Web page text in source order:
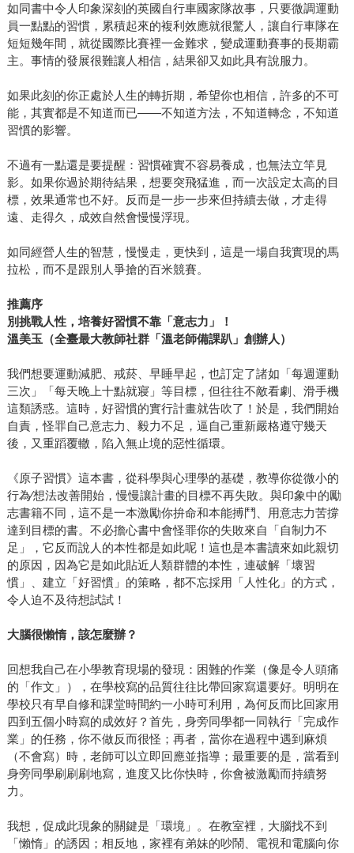
如同書中令人印象深刻的英國自行車國家隊故事，只要微調運動
員一點點的習慣，累積起來的複利效應就很驚人，讓自行車隊在
短短幾年間，就從國際比賽裡一金難求，變成運動賽事的長期霸
主。事情的發展很難讓人相信，結果卻又如此具有說服力。
如果此刻的你正處於人生的轉折期，希望你也相信，許多的不可
能，其實都是不知道而已——不知道方法，不知道轉念，不知道
習慣的影響。
不過有一點還是要提醒：習慣確實不容易養成，也無法立竿見
影。如果你過於期待結果，想要突飛猛進，而一次設定太高的目
標，效果通常也不好。反而是一步一步來但持續去做，才走得
遠、走得久，成效自然會慢慢浮現。
如同經營人生的智慧，慢慢走，更快到，這是一場自我實現的馬
拉松，而不是跟別人爭搶的百米競賽。
推薦序
別挑戰人性，培養好習慣不靠「意志力」！
溫美玉（全臺最大教師社群「溫老師備課趴」創辦人）
我們想要運動減肥、戒菸、早睡早起，也訂定了諸如「每週運動
三次」「每天晚上十點就寢」等目標，但往往不敵看劇、滑手機
這類誘惑。這時，好習慣的實行計畫就告吹了！於是，我們開始
自責，怪罪自己意志力、毅力不足，逼自己重新嚴格遵守幾天
後，又重蹈覆轍，陷入無止境的惡性循環。
《原子習慣》這本書，從科學與心理學的基礎，教導你從微小的
行為∕想法改善開始，慢慢讓計畫的目標不再失敗。與印象中的勵
志書籍不同，這不是一本激勵你拚命和本能搏鬥、用意志力苦撐
達到目標的書。不必擔心書中會怪罪你的失敗來自「自制力不
足」，它反而說人的本性都是如此呢！這也是本書讀來如此親切
的原因，因為它是如此貼近人類群體的本性，連破解「壞習
慣」、建立「好習慣」的策略，都不忘採用「人性化」的方式，
令人迫不及待想試試！
大腦很懶惰，該怎麼辦？
回想我自己在小學教育現場的發現：困難的作業（像是令人頭痛
的「作文」），在學校寫的品質往往比帶回家寫還要好。明明在
學校只有早自修和課堂時間約一小時可利用，為何反而比回家用
四到五個小時寫的成效好？首先，身旁同學都一同執行「完成作
業」的任務，你不做反而很怪；再者，當你在過程中遇到麻煩
（不會寫）時，老師可以立即回應並指導；最重要的是，當看到
身旁同學刷刷刷地寫，進度又比你快時，你會被激勵而持續努
力。
我想，促成此現象的關鍵是「環境」。在教室裡，大腦找不到
「懶惰」的誘因；相反地，家裡有弟妹的吵鬧、電視和電腦向你